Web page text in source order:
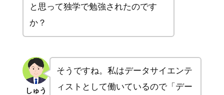
と思って独学で勉強されたのです
か？
しゅう
そうですね。私はデータサイエンテ
ィストとして働いているので「デー